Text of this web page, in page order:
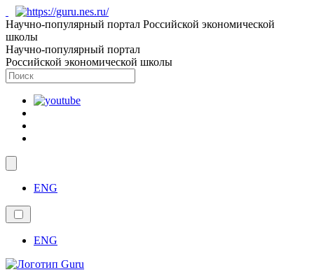
Научно-популярный портал Российской экономической
школы
Научно-популярный портал
Российской экономической школы
ENG
ENG